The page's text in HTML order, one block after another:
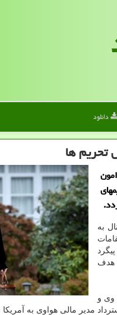
دانلود
تحریم ها
به
هدف
وی و
مدیر مالی هواوی به